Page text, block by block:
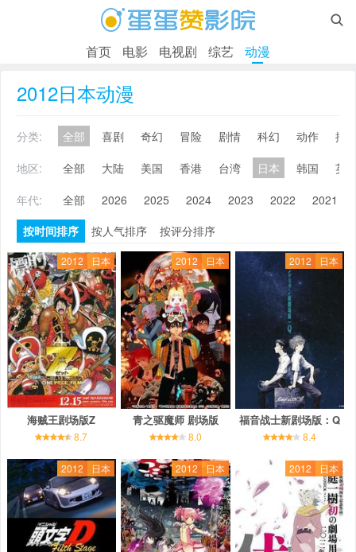

首页 电影 电视剧 综艺 动漫
2012日本动漫
分类: 全部 喜剧 奇幻 冒险 剧情 科幻 动作
搞
地区:
全部 大陆 美国 香港 台湾 日本 韩国
英
年代:
全部 2026 2025 2024 2023 2022 2021
按时间排序
按人气排序 按评分排序
2012 日本
海贼王剧场版Z
8.7
2012 日本
青之驱魔师 剧场版
8.0
2012 日本
福音战士新剧场版：Q
8.4
2012 日本 2012 日本 2012 日本